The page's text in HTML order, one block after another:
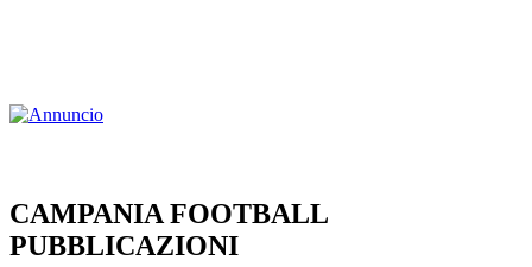
CAMPANIA FOOTBALL
PUBBLICAZIONI